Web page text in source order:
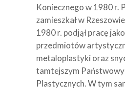
Koniecznego w 1980 r.
zamieszkał w
1980 r. podjął pracę
przedmiotów
metaloplastyki oraz
tamtejszym
Plastycznych. W tym